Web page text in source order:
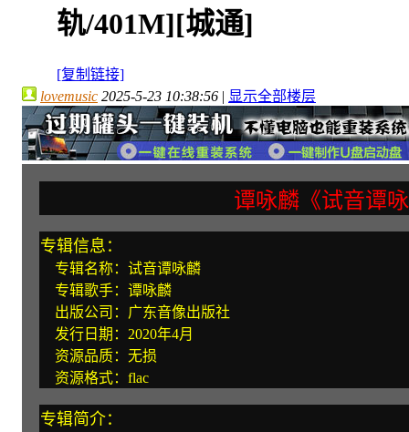
轨/401M][城通]
[复制链接]
lovemusic 2025-5-23 10:38:56 | 显示全部楼层
谭咏麟《试音谭
专辑信息：
专辑名称：试音谭咏麟
专辑歌手：谭咏麟
出版公司：广东音像出版社
发行日期：2020年4月
资源品质：无损
资源格式：flac
专辑简介：